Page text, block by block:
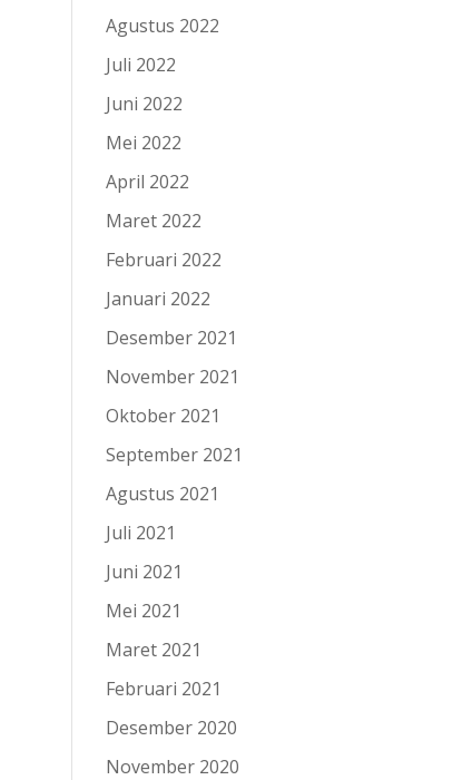
Agustus 2022
Juli 2022
Juni 2022
Mei 2022
April 2022
Maret 2022
Februari 2022
Januari 2022
Desember 2021
November 2021
Oktober 2021
September 2021
Agustus 2021
Juli 2021
Juni 2021
Mei 2021
Maret 2021
Februari 2021
Desember 2020
November 2020